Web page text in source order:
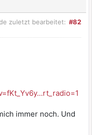
#82
zuletzt bearbeitet:
immer noch. Und